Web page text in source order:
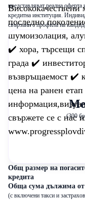
Висококачествени
последно
шумоизолация,
✔️ хора, търсещи
града ✔️
възвръщаемост ✔️
цена на ранен
свържете се с нас
представляват реална
кредитна институция.
свързани с профила на
(300
Общ размер на
кредита
Обща сума дължима от
(с включени такси и